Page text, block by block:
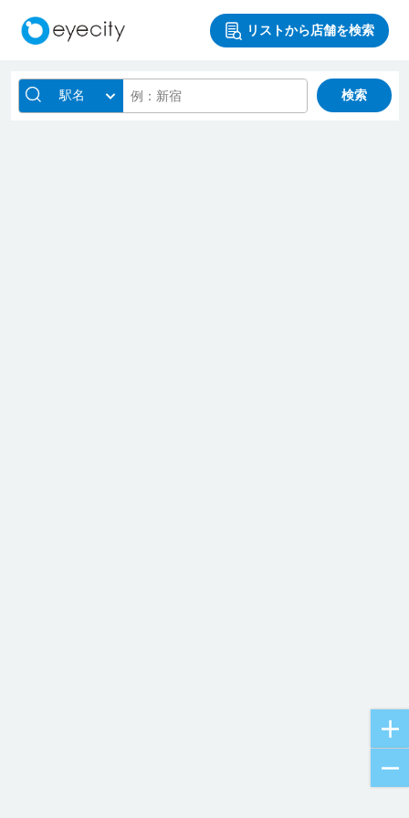
リストから店舗を検索
駅名 検索